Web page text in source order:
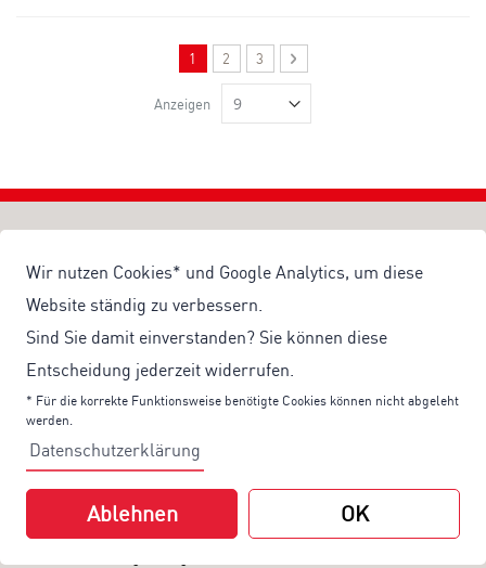
Wir nutzen Cookies* und Google Analytics, um diese
Website ständig zu verbessern.
Sind Sie damit einverstanden? Sie können diese
Entscheidung jederzeit widerrufen.
* Für die korrekte Funktionsweise benötigte Cookies können nicht abgeleht
werden.
Datenschutzerklärung
Ablehnen OK
Seite
Sie lesen gerade Seite
1 Seite
2 Seite
3 Seite
Weiter
Anzeigen
Für alle Fragen rund um Ihre Bestellungen:
+49 611 90 30 0
E-Mail:service@universum.de
Kostenloser Versand ab 50€ Bestellwert
Sicher Einkaufen: Rechnung, PayPal